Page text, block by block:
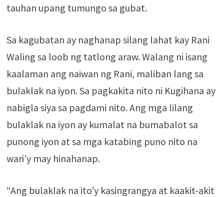
tauhan upang tumungo sa gubat.
Sa kagubatan ay naghanap silang lahat kay Rani
Waling sa loob ng tatlong araw. Walang ni isang
kaalaman ang naiwan ng Rani, maliban lang sa
bulaklak na iyon. Sa pagkakita nito ni Kugihana ay
nabigla siya sa pagdami nito. Ang mga lilang
bulaklak na iyon ay kumalat na bumabalot sa
punong iyon at sa mga katabing puno nito na
wari’y may hinahanap.
“Ang bulaklak na ito’y kasingrangya at kaakit-akit